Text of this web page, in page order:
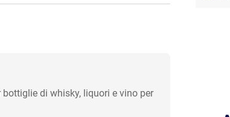
di whisky, liquori e vino per